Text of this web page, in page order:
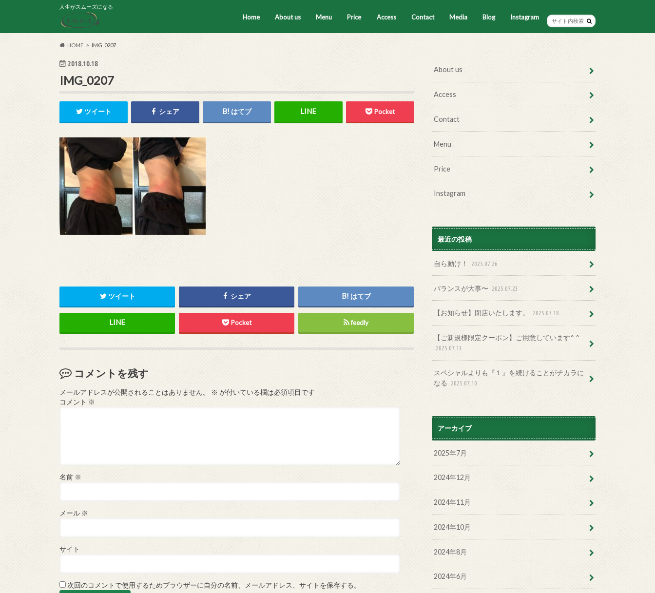
人生がスムーズになる
Home About us
セラピスト
ティートータル
Menu
腸もみ
ハーブテント
タイ古式マッサージ
ハーブボール
Price Access Contact Media Blog Instagram
HOME IMG_0207
2018.10.18
IMG_0207
ツイート シェア はてブ Pocket
ツイート シェア はてブ
Pocket feedly
コメントを残す
メールアドレスが公開されることはありません。 ※ が付いている欄は必須項目です
コメント ※
名前 ※
メール ※
サイト
次回のコメントで使用するためブラウザーに自分の名前、メールアドレス、サイトを保存する。
About us
Access
Contact
Menu
Price
Instagram
最近の投稿
自ら動け！ 2025.07.26
バランスが大事〜 2025.07.23
【お知らせ】閉店いたします。 2025.07.18
【ご新規様限定クーポン】ご用意しています^ ^
2025.07.13
スペシャルよりも『１』を続けることがチカラに
なる
2025.07.10
アーカイブ
2025年7月
2024年12月
2024年11月
2024年10月
2024年8月
2024年6月